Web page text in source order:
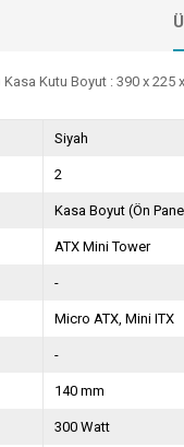
Kasa Kutu Boyut : 390 x
Siyah
2
Kasa Boyut (Ön
ATX Mini Tower
-
Micro ATX, Mini ITX
-
140 mm
300 Watt